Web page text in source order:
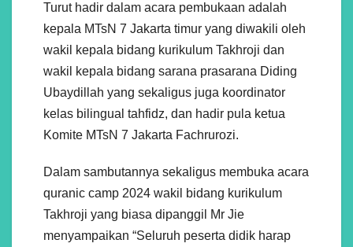
Turut hadir dalam acara pembukaan adalah
kepala MTsN 7 Jakarta timur yang diwakili oleh
wakil kepala bidang kurikulum Takhroji dan
wakil kepala bidang sarana prasarana Diding
Ubaydillah yang sekaligus juga koordinator
kelas bilingual tahfidz, dan hadir pula ketua
Komite MTsN 7 Jakarta Fachrurozi.
Dalam sambutannya sekaligus membuka acara
quranic camp 2024 wakil bidang kurikulum
Takhroji yang biasa dipanggil Mr Jie
menyampaikan “Seluruh peserta didik harap